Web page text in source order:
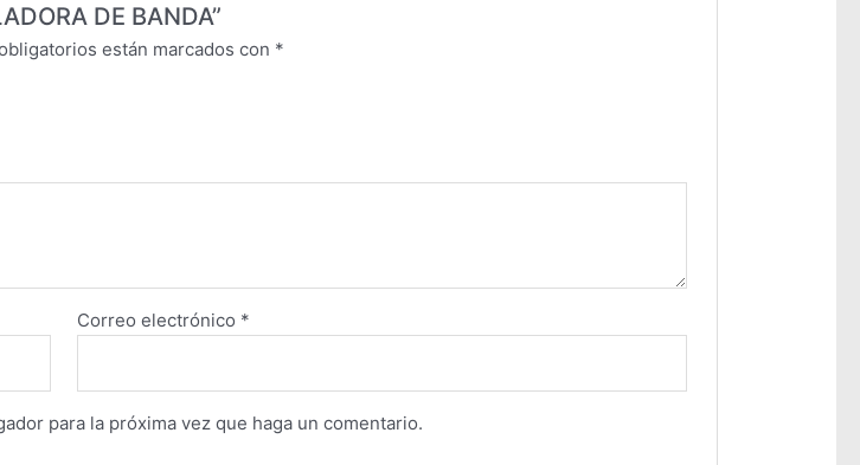
DE BANDA”
están marcados con *
Correo electrónico *
para la próxima vez que haga un comentario.